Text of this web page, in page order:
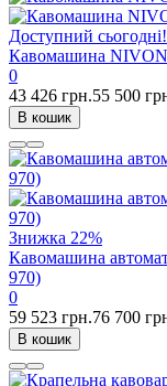
Доступний сьогодні!
Кавомашина
0
43 426 грн.55 500
В кошик
Знижка 22%
Кавомашина
970)
0
59 523 грн.76 700
В кошик